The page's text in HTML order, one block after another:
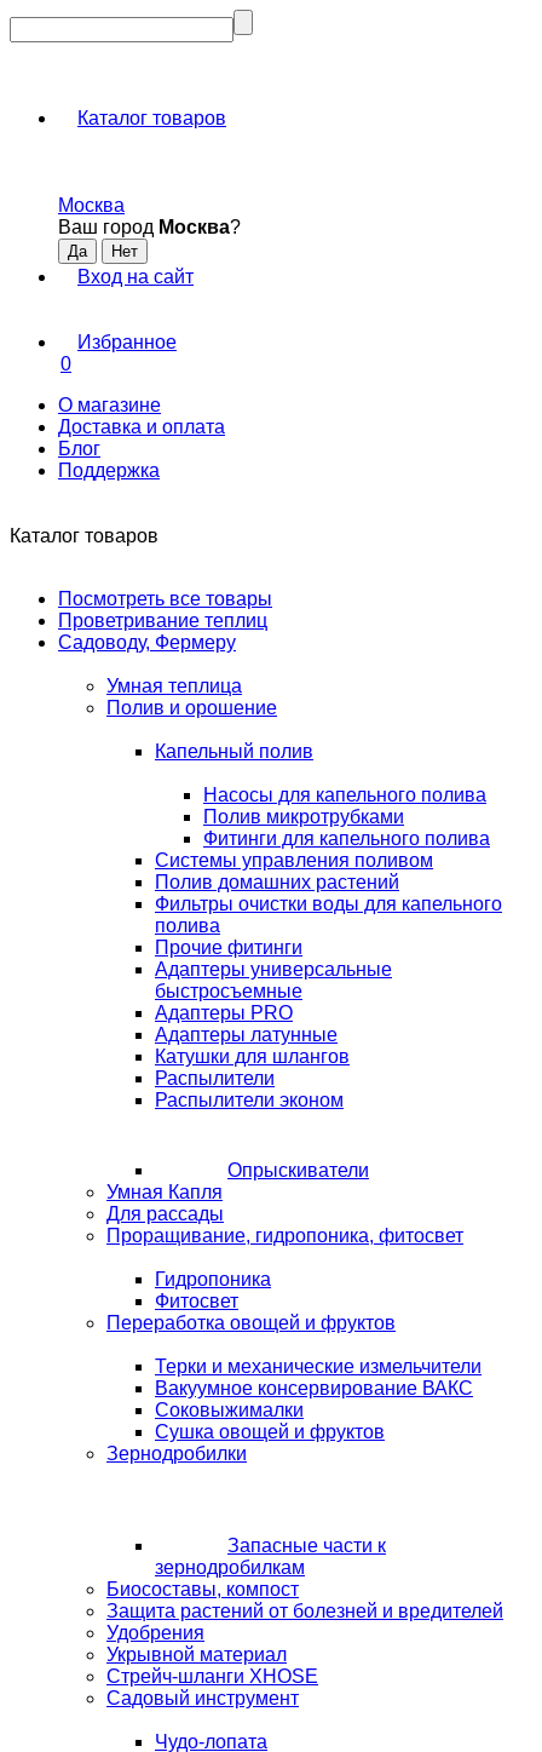
Каталог товаров
Москва
Ваш город Москва?
Вход на сайт
Избранное
0
О магазине
Доставка и оплата
Блог
Поддержка
Каталог товаров
Посмотреть все товары
Проветривание теплиц
Садоводу, Фермеру
Умная теплица
Полив и орошение
Капельный полив
Насосы для капельного полива
Полив микротрубками
Фитинги для капельного полива
Системы управления поливом
Полив домашних растений
Фильтры очистки воды для капельного
полива
Прочие фитинги
Адаптеры универсальные
быстросъемные
Адаптеры PRO
Адаптеры латунные
Катушки для шлангов
Распылители
Распылители эконом
Опрыскиватели
Умная Капля
Для рассады
Проращивание, гидропоника, фитосвет
Гидропоника
Фитосвет
Переработка овощей и фруктов
Терки и механические измельчители
Вакуумное консервирование ВАКС
Соковыжималки
Сушка овощей и фруктов
Зернодробилки
Запасные части к
зернодробилкам
Биосоставы, компост
Защита растений от болезней и вредителей
Удобрения
Укрывной материал
Стрейч-шланги XHOSE
Садовый инструмент
Чудо-лопата